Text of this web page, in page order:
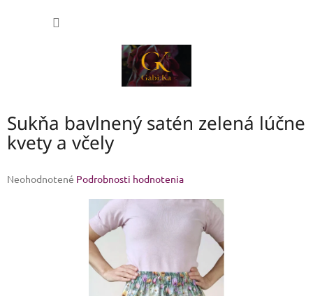
Sukňa bavlnený satén zelená lúčne
kvety a včely
Priemerné
Neohodnotené Podrobnosti hodnotenia